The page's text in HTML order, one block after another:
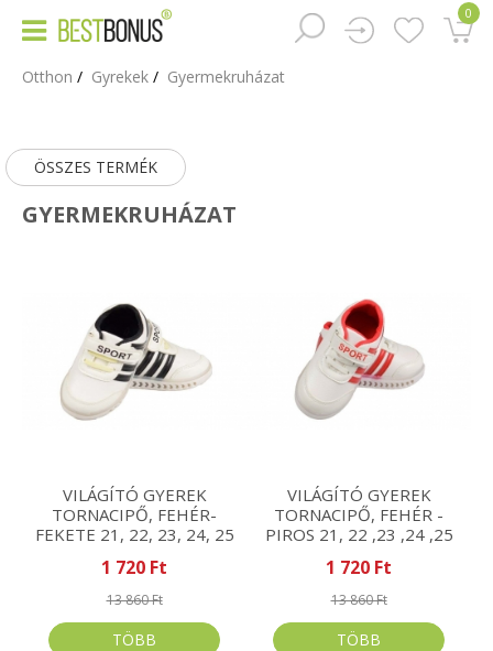
0
Otthon Gyrekek Gyermekruházat
ÖSSZES TERMÉK
GYERMEKRUHÁZAT
VILÁGÍTÓ GYEREK
TORNACIPŐ, FEHÉR-
FEKETE 21, 22, 23, 24, 25
1 720 Ft
13 860 Ft
TÖBB
VILÁGÍTÓ GYEREK
TORNACIPŐ, FEHÉR -
PIROS 21, 22 ,23 ,24 ,25
1 720 Ft
13 860 Ft
TÖBB